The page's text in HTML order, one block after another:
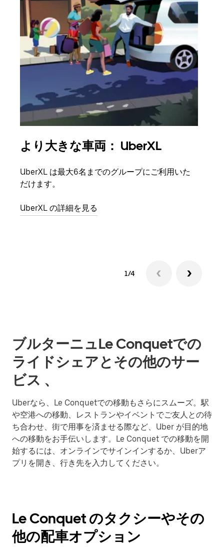
より大きな車両： UberXL
UberXL は最大6名までのグループにご利用いた
だけます。
UberXL の詳細を見る
1/4
ブルターニュLe Conquetでの
ライドシェアとその他のサー
ビス 、
Uberなら、Le Conquetでの移動もさらにスムーズ。駅
や空港への移動、レストランやイベントでご友人との待
ち合わせ、街で用事を済ませる際など、Uber が目的地
への移動をお手伝いします。Le Conquet での移動を開
始するには、オンラインでサインインするか、Uberア
プリを開き、行き先を入力してください。
Le Conquet のタクシーやその
他の配車オプション